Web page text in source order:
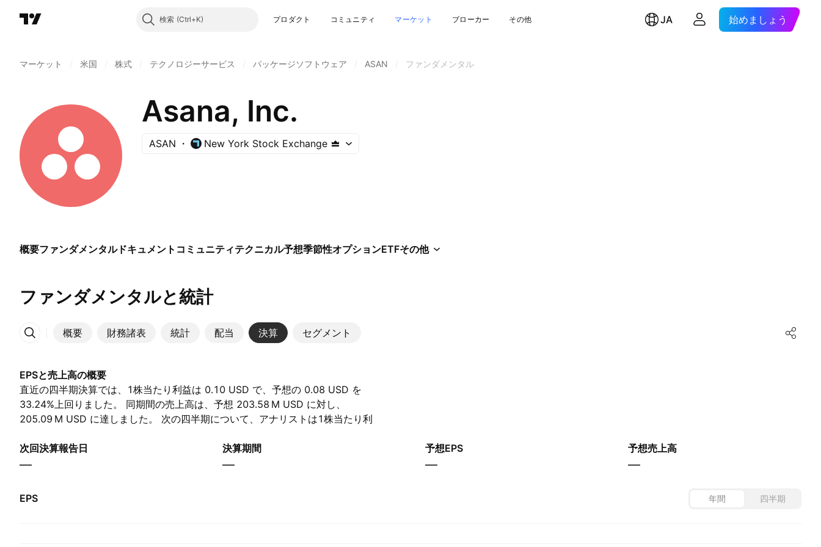
検索 プロダクト コミュニティ マーケット ブローカー その他 JA 始めましょう
マーケット 米国 株式 テクノロジーサービス パッケージソフトウェア ASAN ファンダメンタル
Asana, Inc.
ASAN New York Stock Exchange
概要ファンダメンタルドキュメント コミュニティテクニカル予想季節性オプションETFその他
ファンダメンタルと統計
概要 財務諸表 統計 配当 決算 セグメント
その他
EPSと売上高の概要
直近の四半期決算では、1株当たり利益は 0.10 USD で、予想の 0.08 USD を
33.24%上回りました。 同期間の売上高は、予想 ‪203.58 M‬ USD に対し、‪
205.09 M‬ USD に達しました。 次の四半期について、アナリストは1株当たり利
次回決算報告日
—
決算期間
—
予想EPS
—
予想売上高
—
EPS 年間 四半期